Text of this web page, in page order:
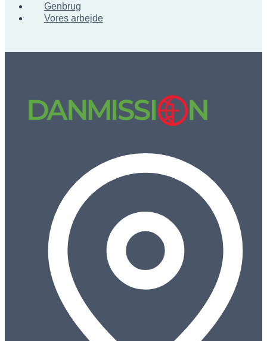
Genbrug
Vores arbejde